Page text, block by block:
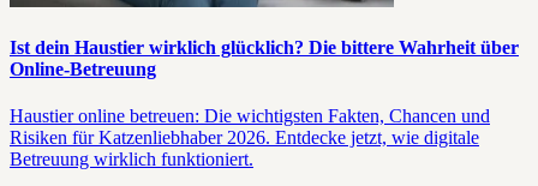
Ist dein Haustier wirklich glücklich? Die bittere Wahrheit über
Online-Betreuung
Haustier online betreuen: Die wichtigsten Fakten, Chancen und
Risiken für Katzenliebhaber 2026. Entdecke jetzt, wie digitale
Betreuung wirklich funktioniert.